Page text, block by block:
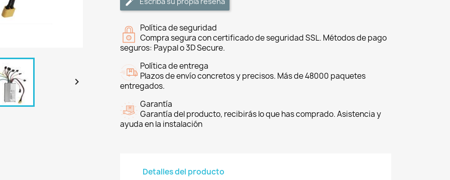

Política de seguridad
Compra segura con certificado de seguridad SSL. Métodos de pago
seguros: Paypal o 3D Secure.
Política de entrega
Plazos de envío concretos y precisos. Más de 48000 paquetes
entregados.
Garantía
Garantía del producto, recibirás lo que has comprado. Asistencia y
ayuda en la instalación
Detalles del producto